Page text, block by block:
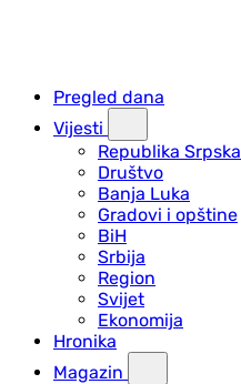
Pregled dana
Vijesti
Republika Srpska
Društvo
Banja Luka
Gradovi i opštine
BiH
Srbija
Region
Svijet
Ekonomija
Hronika
Magazin